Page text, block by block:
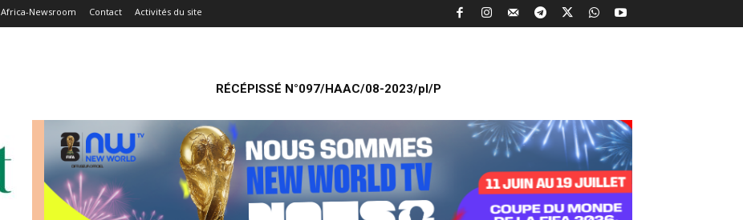
Africa-Newsroom Contact Activités du site
RÉCÉPISSÉ N°097/HAAC/08-2023/pl/P